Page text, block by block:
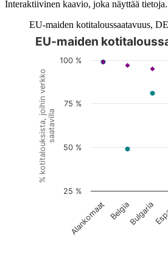
Interaktiivinen kaavio, joka näyttää
EU-maiden kotitaloussaatavuus,
Kuvaaja on interaktiivinen. Siirry
% kotitalouksista, joihin verkkosaatavilla
EU-maiden
Alankomaat BelgiaBulgaria
100 %
25 %
50 %
75 %